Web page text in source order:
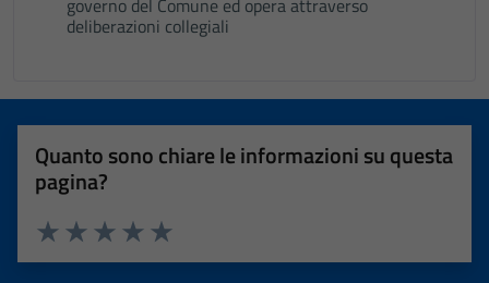
governo del Comune ed opera attraverso
deliberazioni collegiali
Quanto sono chiare le informazioni su questa
pagina?
Valuta 5 stelle su 5
Valuta 4 stelle su 5
Valuta 3 stelle su 5
Valuta 2 stelle su 5
Valuta 1 stelle su 5